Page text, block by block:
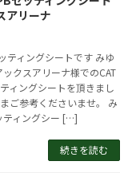
アリーナ
ティングシートです みゆ
クスアリーナ様でのCAT
ィングシートを頂きまし
ご参考くださいませ。 み
ティングシー […]
続きを読む